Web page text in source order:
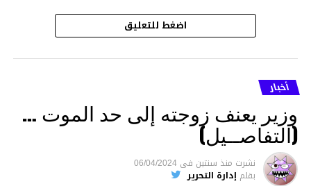
اضغط للتعليق
أخبار
وزير يعنف زوجته إلى حد الموت …
(التفاصــيل)
نشرت منذ سنتين فى 06/04/2024
بقلم إدارة التحرير